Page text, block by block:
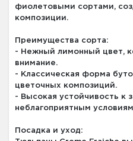
фиолетовыми сортами,
композиции.
Преимущества сорта:
- Нежный лимонный цвет,
внимание.
- Классическая форма
цветочных композиций.
- Высокая устойчивость к
неблагоприятным
Посадка и уход: